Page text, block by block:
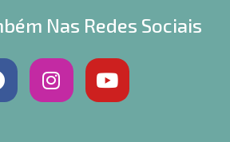
Nas Redes Sociais